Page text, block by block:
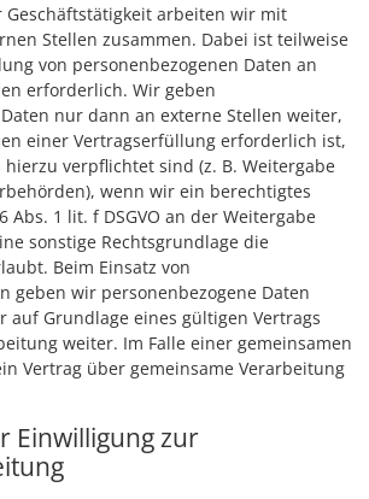
Geschäftstätigkeit arbeiten wir mit
Stellen zusammen. Dabei ist teilweise
von personenbezogenen Daten an
erforderlich. Wir geben
nur dann an externe Stellen weiter,
einer Vertragserfüllung erforderlich ist,
verpflichtet sind (z. B. Weitergabe
wenn wir ein berechtigtes
Abs. 1 lit. f DSGVO an der Weitergabe
sonstige Rechtsgrundlage die
Beim Einsatz von
geben wir personenbezogene Daten
auf Grundlage eines gültigen Vertrags
weiter. Im Falle einer gemeinsamen
Vertrag über gemeinsame Verarbeitung
Einwilligung zur